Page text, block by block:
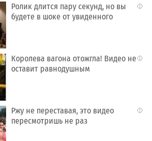
i
Ролик длится пару секунд, но вы
будете в шоке от увиденного
i
Королева вагона отожгла! Видео не
оставит равнодушным
i
Ржу не переставая, это видео
пересмотришь не раз